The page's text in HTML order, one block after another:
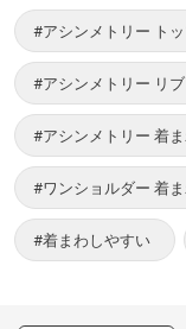
#アシンメトリー トッ
#アシンメトリー リブ
#アシンメトリー 着
#ワンショルダー 着
#着まわしやすい